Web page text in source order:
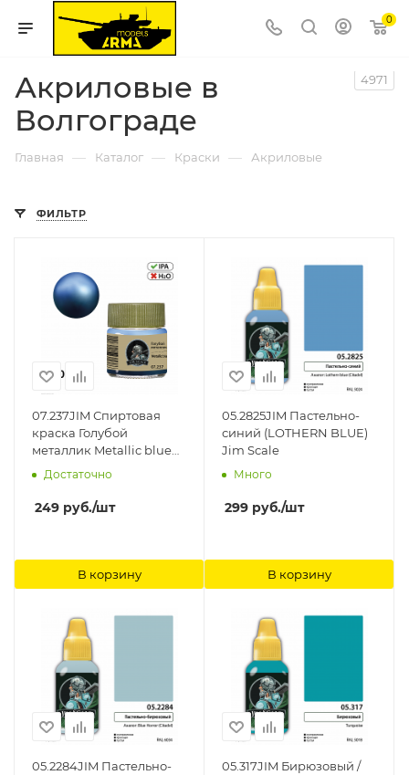
0
Акриловые в
Волгограде
4971
Главная — Каталог — Краски — Акриловые
ФИЛЬТР
07.237JIM Спиртовая
краска Голубой
металлик Metallic blue
Jim Scale
Достаточно
249 руб./шт
В корзину
05.2825JIM Пастельно-
синий (LOTHERN BLUE)
Jim Scale
Много
299 руб./шт
В корзину
05.2284JIM Пастельно-
05.317JIM Бирюзовый /